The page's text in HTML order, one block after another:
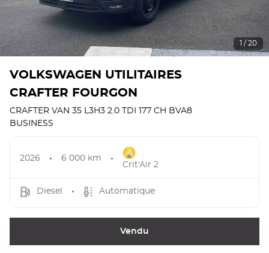
1 / 20
VOLKSWAGEN UTILITAIRES
CRAFTER FOURGON
CRAFTER VAN 35 L3H3 2.0 TDI 177 CH BVA8
BUSINESS
2026 6 000 km
Crit'Air 2
Diesel Automatique
Vendu